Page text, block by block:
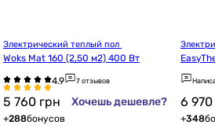
Woks Mat 160 (2,50 м2) 400 Вт
7 отзывов
5 760 грн Хочешь дешевле?
+288бонусов
6 970
+348